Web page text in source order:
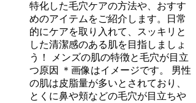
特化した毛穴ケアの方法や、おすす
めのアイテムをご紹介します。日常
的にケアを取り入れて、スッキリと
した清潔感のある肌を目指しましょ
う！ メンズの肌の特徴と毛穴が目立
つ原因 ＊画像はイメージです。 男性
の肌は皮脂量が多いとされており、
とくに鼻や頬などの毛穴が目立ちや